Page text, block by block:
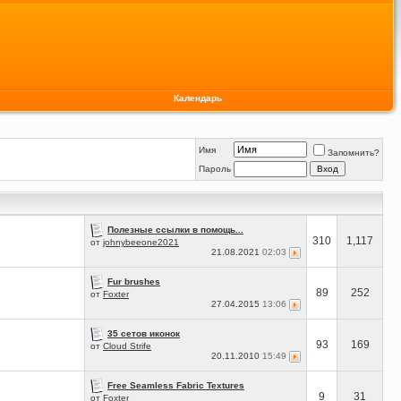
Календарь
Имя
Запомнить?
Пароль
Полезные ссылки в помощь...
от johnybeeone2021
21.08.2021 02:03
310 1,117
Fur brushes
от Foxter
27.04.2015 13:06
89 252
35 сетов иконок
от Cloud Strife
20.11.2010 15:49
93 169
Free Seamless Fabric Textures
от Foxter
9 31